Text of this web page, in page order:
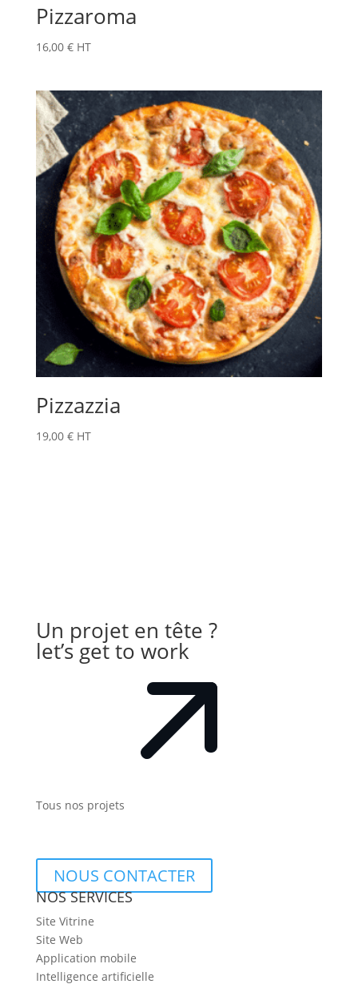
Pizzaroma
16,00 € HT
Pizzazzia
19,00 € HT
Un projet en tête ?
let’s get to work
Tous nos projets
NOUS CONTACTER
NOS SERVICES
Site Vitrine
Site Web
Application mobile
Intelligence artificielle